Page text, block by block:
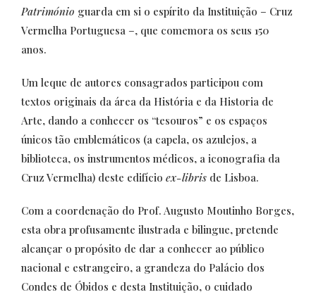
Património guarda em si o espírito da Instituição – Cruz
Vermelha Portuguesa –, que comemora os seus 150
anos.
Um leque de autores consagrados participou com
textos originais da área da História e da Historia de
Arte, dando a conhecer os “tesouros” e os espaços
únicos tão emblemáticos (a capela, os azulejos, a
biblioteca, os instrumentos médicos, a iconografia da
Cruz Vermelha) deste edifício ex-libris de Lisboa.
Com a coordenação do Prof. Augusto Moutinho Borges,
esta obra profusamente ilustrada e bilingue, pretende
alcançar o propósito de dar a conhecer ao público
nacional e estrangeiro, a grandeza do Palácio dos
Condes de Óbidos e desta Instituição, o cuidado